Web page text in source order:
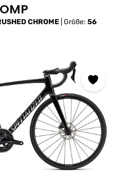
CHROME Größe: 56